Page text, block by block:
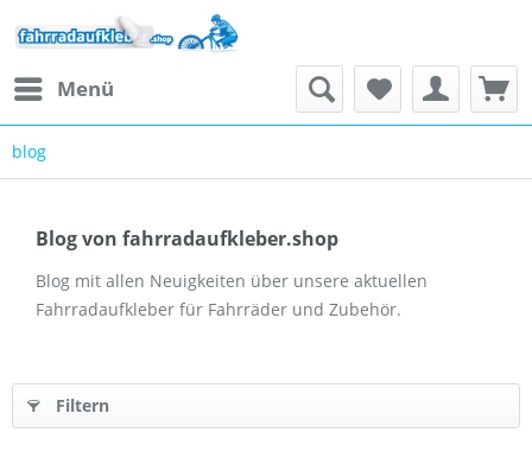
Menü
blog
Blog von fahrradaufkleber.shop
Blog mit allen Neuigkeiten über unsere aktuellen
Fahrradaufkleber für Fahrräder und Zubehör.
Filtern